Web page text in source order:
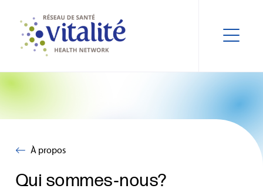
À propos
Qui sommes‑nous?